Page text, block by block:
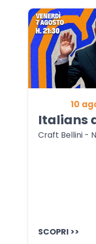
10
Italians
Craft Bellini -
SCOPRI >>